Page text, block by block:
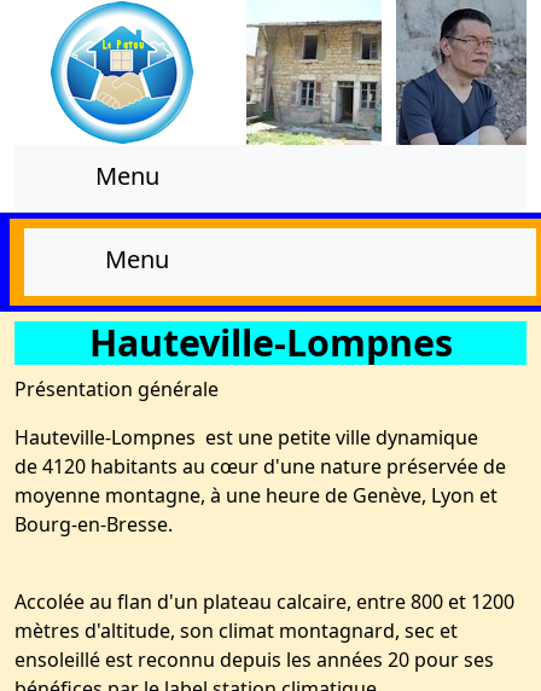
Menu
Menu
Hauteville-Lompnes
Présentation générale
Hauteville-Lompnes est une petite ville dynamique
de 4120 habitants au cœur d'une nature préservée de
moyenne montagne, à une heure de Genève, Lyon et
Bourg-en-Bresse.
Accolée au flan d'un plateau calcaire, entre 800 et 1200
mètres d'altitude, son climat montagnard, sec et
ensoleillé est reconnu depuis les années 20 pour ses